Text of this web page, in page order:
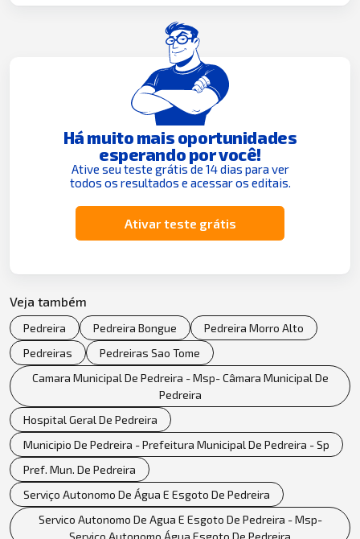
Há muito mais oportunidades
esperando por você!
Ative seu teste grátis de 14 dias para ver
todos os resultados e acessar os editais.
Ativar teste grátis
Veja também
Pedreira Pedreira Bongue
Pedreira Morro Alto
Pedreiras
Pedreiras Sao Tome
Camara Municipal De Pedreira - Msp- Câmara Municipal De
Pedreira
Hospital Geral De Pedreira
Municipio De Pedreira - Prefeitura Municipal De Pedreira - Sp
Pref. Mun. De Pedreira
Serviço Autonomo De Água E Esgoto De Pedreira
Servico Autonomo De Agua E Esgoto De Pedreira - Msp-
Serviço Autonomo Água Esgoto De Pedreira